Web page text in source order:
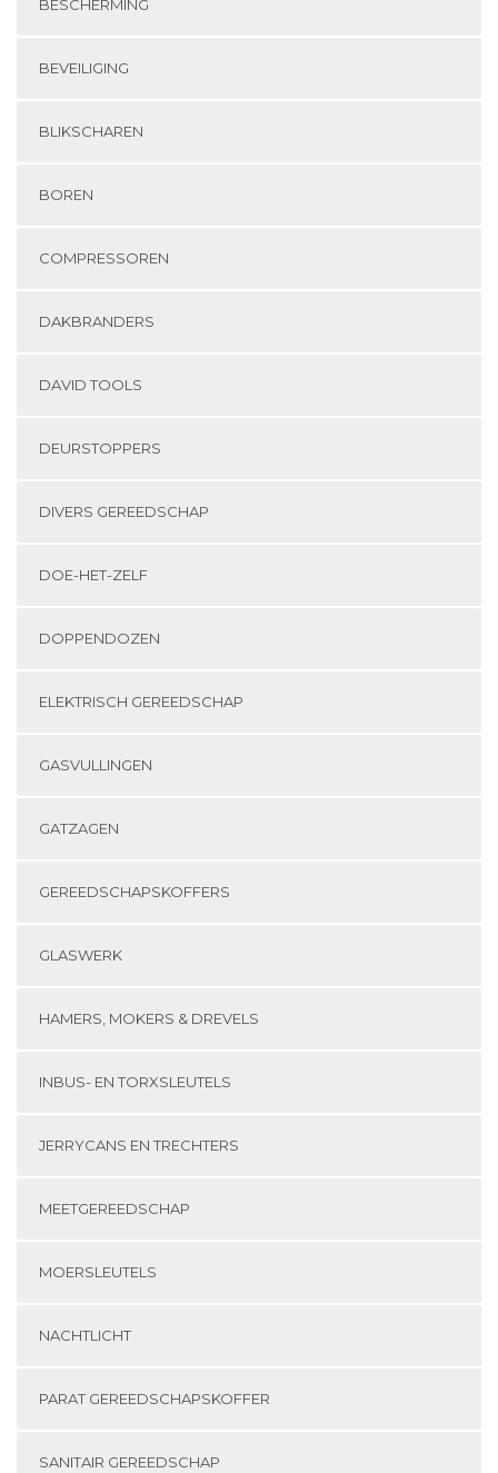
BESCHERMING
BEVEILIGING
BLIKSCHAREN
BOREN
COMPRESSOREN
DAKBRANDERS
DAVID TOOLS
DEURSTOPPERS
DIVERS GEREEDSCHAP
DOE-HET-ZELF
DOPPENDOZEN
ELEKTRISCH GEREEDSCHAP
GASVULLINGEN
GATZAGEN
GEREEDSCHAPSKOFFERS
GLASWERK
HAMERS, MOKERS & DREVELS
INBUS- EN TORXSLEUTELS
JERRYCANS EN TRECHTERS
MEETGEREEDSCHAP
MOERSLEUTELS
NACHTLICHT
PARAT GEREEDSCHAPSKOFFER
SANITAIR GEREEDSCHAP